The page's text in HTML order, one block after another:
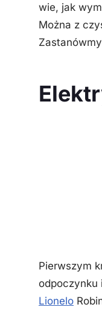
wie, jak
Można z
Pierwszym
odpoczynku
Lionelo